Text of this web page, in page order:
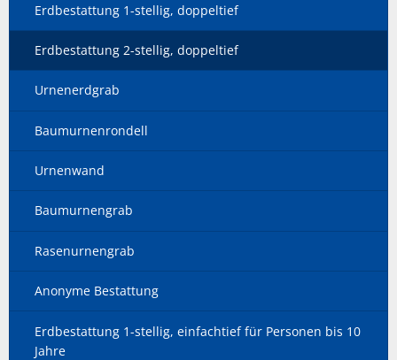
Erdbestattung 1-stellig, doppeltief
Erdbestattung 2-stellig, doppeltief
Urnenerdgrab
Baumurnenrondell
Urnenwand
Baumurnengrab
Rasenurnengrab
Anonyme Bestattung
Erdbestattung 1-stellig, einfachtief für Personen bis 10
Jahre